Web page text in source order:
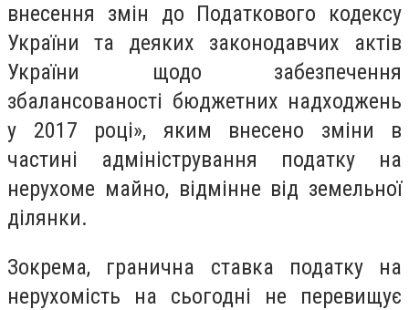
внесення змін до Податкового кодексу
України та деяких законодавчих актів
України щодо забезпечення
збалансованості бюджетних надходжень
у 2017 році», яким внесено зміни в
частині адміністрування податку на
нерухоме майно, відмінне від земельної
ділянки.
Зокрема, гранична ставка податку на
нерухомість на сьогодні не перевищує